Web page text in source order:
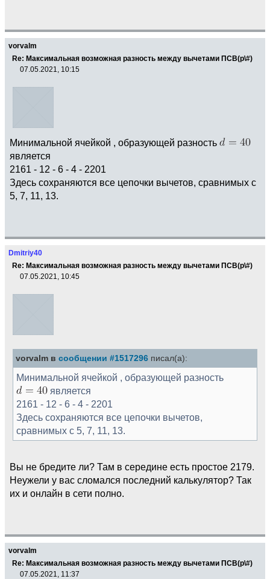
vorvalm
Re: Максимальная возможная разность между вычетами ПСВ(p\#)
07.05.2021, 10:15
Минимальной ячейкой , образующей разность
является
2161 - 12 - 6 - 4 - 2201
Здесь сохраняются все цепочки вычетов, сравнимых с
5, 7, 11, 13.
Dmitriy40
Re: Максимальная возможная разность между вычетами ПСВ(p\#)
07.05.2021, 10:45
vorvalm в сообщении #1517296 писал(а):
Минимальной ячейкой , образующей разность
является
2161 - 12 - 6 - 4 - 2201
Здесь сохраняются все цепочки вычетов,
сравнимых с 5, 7, 11, 13.
Вы не бредите ли? Там в середине есть простое 2179.
Неужели у вас сломался последний калькулятор? Так
их и онлайн в сети полно.
vorvalm
Re: Максимальная возможная разность между вычетами ПСВ(p\#)
07.05.2021, 11:37